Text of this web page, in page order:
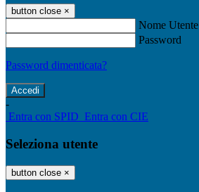
button close ×
Nome Utente
Password
Password dimenticata?
-
Entra con SPID Entra con CIE
Seleziona utente
button close ×